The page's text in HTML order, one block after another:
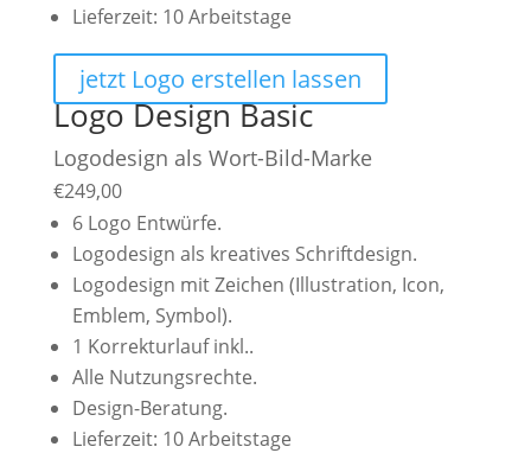
Lieferzeit: 10 Arbeitstage
jetzt Logo erstellen lassen
Logo Design Basic
Logodesign als Wort-Bild-Marke
€249,00
6 Logo Entwürfe.
Logodesign als kreatives Schriftdesign.
Logodesign mit Zeichen (Illustration, Icon,
Emblem, Symbol).
1 Korrekturlauf inkl..
Alle Nutzungsrechte.
Design-Beratung.
Lieferzeit: 10 Arbeitstage